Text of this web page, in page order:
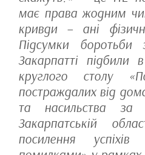
має права жодним
кривди – ані
Підсумки
Закарпатті підбили
круглого столу
постраждалих від
та насильства за
Закарпатській
посилення